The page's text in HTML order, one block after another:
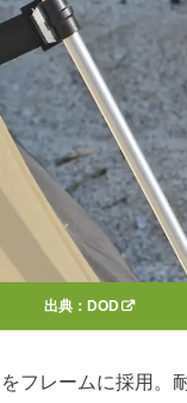
出典： DOD
フレームに採用。